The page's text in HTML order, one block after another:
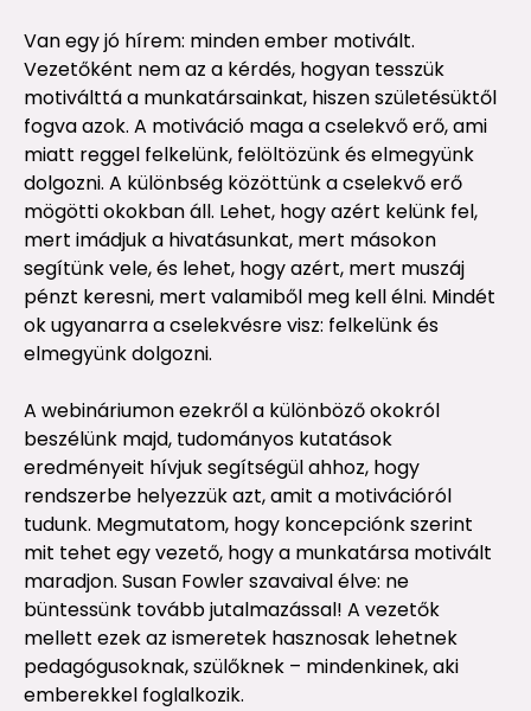
Van egy jó hírem: minden ember motivált.
Vezetőként nem az a kérdés, hogyan tesszük
motiválttá a munkatársainkat, hiszen születésüktől
fogva azok. A motiváció maga a cselekvő erő, ami
miatt reggel felkelünk, felöltözünk és elmegyünk
dolgozni. A különbség közöttünk a cselekvő erő
mögötti okokban áll. Lehet, hogy azért kelünk fel,
mert imádjuk a hivatásunkat, mert másokon
segítünk vele, és lehet, hogy azért, mert muszáj
pénzt keresni, mert valamiből meg kell élni. Mindét
ok ugyanarra a cselekvésre visz: felkelünk és
elmegyünk dolgozni.
A webináriumon ezekről a különböző okokról
beszélünk majd, tudományos kutatások
eredményeit hívjuk segítségül ahhoz, hogy
rendszerbe helyezzük azt, amit a motivációról
tudunk. Megmutatom, hogy koncepciónk szerint
mit tehet egy vezető, hogy a munkatársa motivált
maradjon. Susan Fowler szavaival élve: ne
büntessünk tovább jutalmazással! A vezetők
mellett ezek az ismeretek hasznosak lehetnek
pedagógusoknak, szülőknek – mindenkinek, aki
emberekkel foglalkozik.